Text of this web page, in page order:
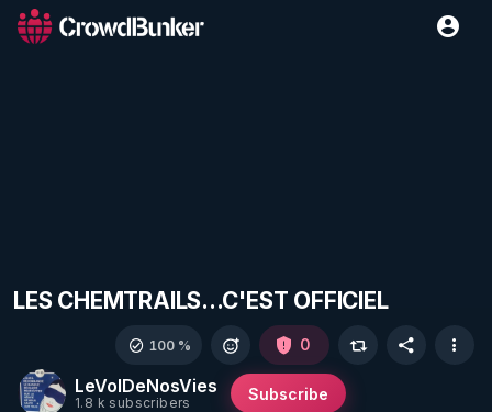
LES CHEMTRAILS...C'EST OFFICIEL
LeVolDeNosVies
1.8 k subscribers Subscribe
100 % 0